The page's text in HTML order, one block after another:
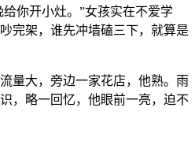
你开小灶。”女孩实在不爱学
完架，谁先冲墙磕三下，就算是
量大，旁边一家花店，他熟。雨
，略一回忆，他眼前一亮，迫不